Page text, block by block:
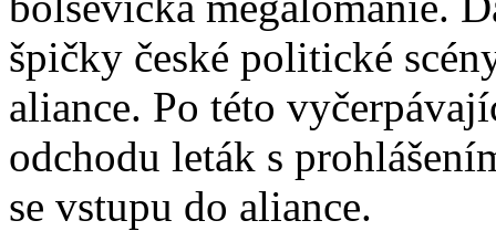
špičky české politické
aliance. Po této
odchodu leták s
se vstupu do aliance.